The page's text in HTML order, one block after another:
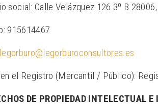
social: Calle Velázquez 126 3º B
915614467
el Registro (Mercantil / Público):
DE PROPIEDAD INTELECTUAL E